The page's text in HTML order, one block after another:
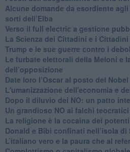
Alcune domande da esordiente
sorti dell’Elba
Verso il full electric a gestione
​La Scienza dei Cittadini e i Cittadini
Trump e le sue guerre contro i
​Le furbate elettorali della Meloni e
dell’opposizione
​Date loro l’Oscar al posto del
L'umanizzazione dell'economia e
​Dopo il diluvio dei NO: un patto
​Un grandioso NO ai falchi
La religione è la cocaina dei potenti
Donald e Bibi confinati nell’isola di
L’italiano vero e la paura che al